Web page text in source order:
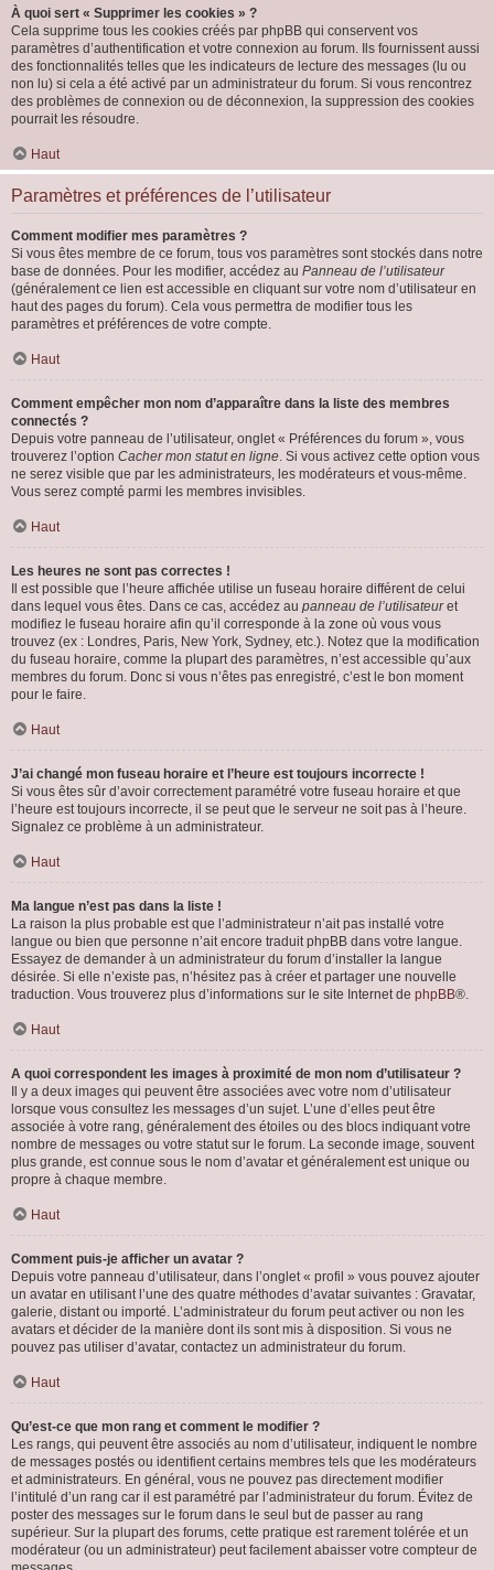
À quoi sert « Supprimer les cookies » ?
Cela supprime tous les cookies créés par phpBB qui conservent vos
paramètres d’authentification et votre connexion au forum. Ils fournissent aussi
des fonctionnalités telles que les indicateurs de lecture des messages (lu ou
non lu) si cela a été activé par un administrateur du forum. Si vous rencontrez
des problèmes de connexion ou de déconnexion, la suppression des cookies
pourrait les résoudre.
Haut
Paramètres et préférences de l’utilisateur
Comment modifier mes paramètres ?
Si vous êtes membre de ce forum, tous vos paramètres sont stockés dans notre
base de données. Pour les modifier, accédez au Panneau de l’utilisateur
(généralement ce lien est accessible en cliquant sur votre nom d’utilisateur en
haut des pages du forum). Cela vous permettra de modifier tous les
paramètres et préférences de votre compte.
Haut
Comment empêcher mon nom d’apparaître dans la liste des membres
connectés ?
Depuis votre panneau de l’utilisateur, onglet « Préférences du forum », vous
trouverez l’option Cacher mon statut en ligne. Si vous activez cette option vous
ne serez visible que par les administrateurs, les modérateurs et vous-même.
Vous serez compté parmi les membres invisibles.
Haut
Les heures ne sont pas correctes !
Il est possible que l’heure affichée utilise un fuseau horaire différent de celui
dans lequel vous êtes. Dans ce cas, accédez au panneau de l’utilisateuret
modifiez le fuseau horaire afin qu’il corresponde à la zone où vous vous
trouvez (ex : Londres, Paris, New York, Sydney, etc.). Notez que la modification
du fuseau horaire, comme la plupart des paramètres, n’est accessible qu’aux
membres du forum. Donc si vous n’êtes pas enregistré, c’est le bon moment
pour le faire.
Haut
J’ai changé mon fuseau horaire et l’heure est toujours incorrecte !
Si vous êtes sûr d’avoir correctement paramétré votre fuseau horaire et que
l’heure est toujours incorrecte, il se peut que le serveur ne soit pas à l’heure.
Signalez ce problème à un administrateur.
Haut
Ma langue n’est pas dans la liste !
La raison la plus probable est que l’administrateur n’ait pas installé votre
langue ou bien que personne n’ait encore traduit phpBB dans votre langue.
Essayez de demander à un administrateur du forum d’installer la langue
désirée. Si elle n’existe pas, n’hésitez pas à créer et partager une nouvelle
traduction. Vous trouverez plus d’informations sur le site Internet de phpBB®.
Haut
A quoi correspondent les images à proximité de mon nom d’utilisateur ?
Il y a deux images qui peuvent être associées avec votre nom d’utilisateur
lorsque vous consultez les messages d’un sujet. L’une d’elles peut être
associée à votre rang, généralement des étoiles ou des blocs indiquant votre
nombre de messages ou votre statut sur le forum. La seconde image, souvent
plus grande, est connue sous le nom d’avatar et généralement est unique ou
propre à chaque membre.
Haut
Comment puis-je afficher un avatar ?
Depuis votre panneau d’utilisateur, dans l’onglet « profil » vous pouvez ajouter
un avatar en utilisant l’une des quatre méthodes d’avatar suivantes : Gravatar,
galerie, distant ou importé. L’administrateur du forum peut activer ou non les
avatars et décider de la manière dont ils sont mis à disposition. Si vous ne
pouvez pas utiliser d’avatar, contactez un administrateur du forum.
Haut
Qu’est-ce que mon rang et comment le modifier ?
Les rangs, qui peuvent être associés au nom d’utilisateur, indiquent le nombre
de messages postés ou identifient certains membres tels que les modérateurs
et administrateurs. En général, vous ne pouvez pas directement modifier
l’intitulé d’un rang car il est paramétré par l’administrateur du forum. Évitez de
poster des messages sur le forum dans le seul but de passer au rang
supérieur. Sur la plupart des forums, cette pratique est rarement tolérée et un
modérateur (ou un administrateur) peut facilement abaisser votre compteur de